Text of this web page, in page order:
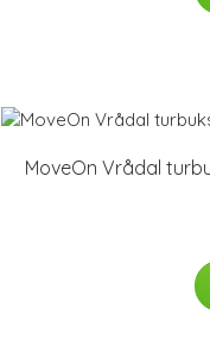
MoveOn Vrådal